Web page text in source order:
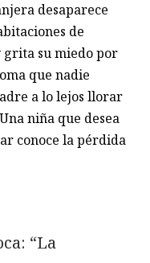
desaparece
de
su miedo por
que nadie
a lo lejos llorar
niña que desea
conoce la pérdida
“La